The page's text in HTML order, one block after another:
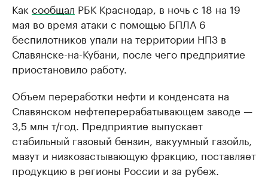
Как сообщал РБК Краснодар, в ночь с 18 на 19
мая во время атаки с помощью БПЛА 6
беспилотников упали на территории НПЗ в
Славянске-на-Кубани, после чего предприятие
приостановило работу.
Объем переработки нефти и конденсата на
Славянском нефтеперерабатывающем заводе —
3,5 млн т/год. Предприятие выпускает
стабильный газовый бензин, вакуумный газойль,
мазут и низкозастывающую фракцию, поставляет
продукцию в регионы России и за рубеж.